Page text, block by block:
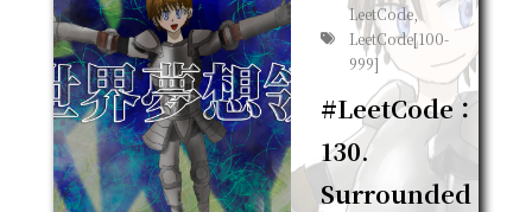
LeetCode,
LeetCode[100-
999]
#LeetCode：
130.
Surrounded